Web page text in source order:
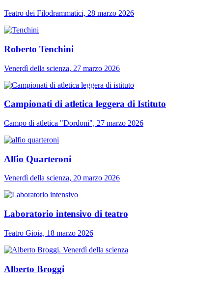
Teatro dei Filodrammatici, 28 marzo 2026
Roberto Tenchini
Venerdì della scienza, 27 marzo 2026
Campionati di atletica leggera di Istituto
Campo di atletica "Dordoni", 27 marzo 2026
Alfio Quarteroni
Venerdì della scienza, 20 marzo 2026
Laboratorio intensivo di teatro
Teatro Gioia, 18 marzo 2026
Alberto Broggi